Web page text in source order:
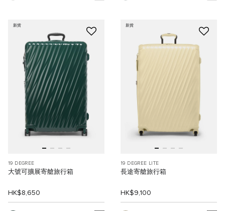
新貨
19 DEGREE
大號可擴展寄艙旅行箱
HK$8,650
新貨
19 DEGREE LITE
長途寄艙旅行箱
HK$9,100